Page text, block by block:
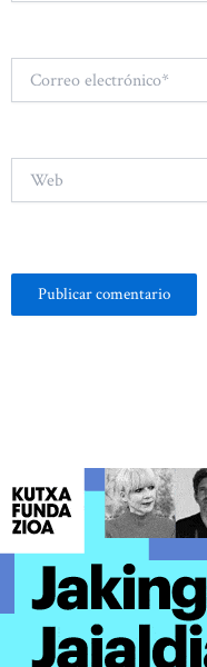
electrónico*